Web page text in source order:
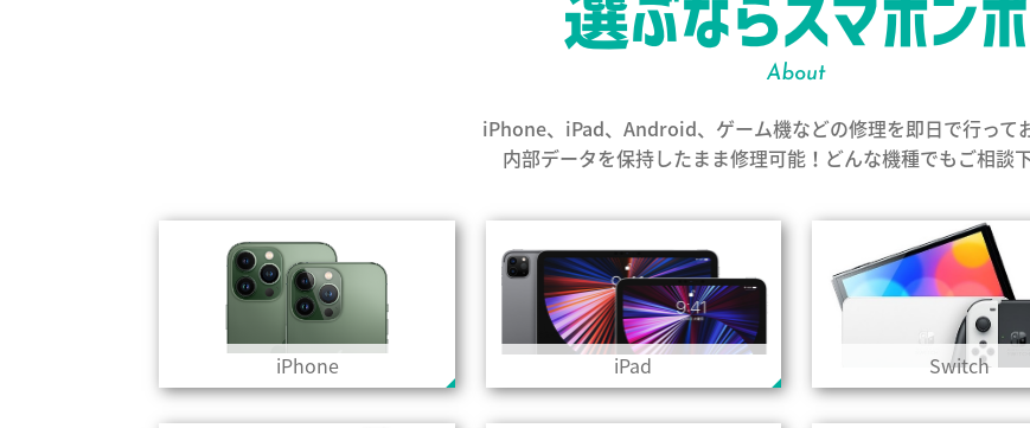
iPhone、iPad、Android、ゲーム機などの修理を即日で行ってお
内部データを保持したまま修理可能！どんな機種でもご相談下
iPhone iPad Switch